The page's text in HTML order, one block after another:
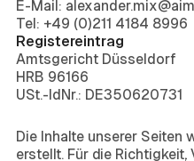
E-Mail:
Tel: +49 (0)211 4184 8996
Registereintrag
Amtsgericht Düsseldorf
HRB 96166
USt.-IdNr.: DE350620731
Die Inhalte unserer Seiten
erstellt. Für die